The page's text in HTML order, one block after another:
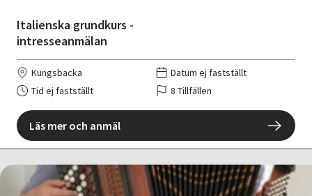
Italienska grundkurs -
intresseanmälan
Kungsbacka
Datum ej fastställt
Tid ej fastställt
8 Tillfällen
Läs mer och anmäl